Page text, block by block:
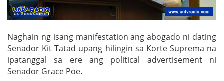
Naghain ng isang manifestation ang abogado ni dating
Senador Kit Tatad upang hilingin sa Korte Suprema na
ipatanggal sa ere ang political advertisement ni
Senador Grace Poe.